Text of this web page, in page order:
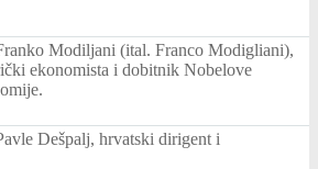
Modiljani (ital. Franco Modigliani),
ekonomista i dobitnik Nobelove
Dešpalj, hrvatski dirigent i